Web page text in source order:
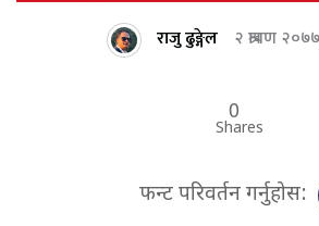
राजु ढुङ्गेल २ श्रावण
0
Shares
फन्ट परिवर्तन गर्नुहोस: